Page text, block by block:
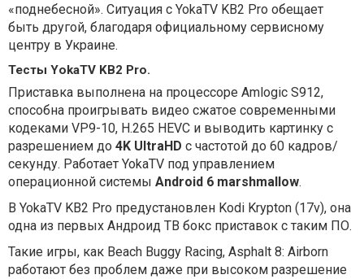
«поднебесной». Ситуация с YokaTV KB2 Pro обещает
быть другой, благодаря официальному сервисному
центру в Украине.
Тесты YokaTV KB2 Pro.
Приставка выполнена на процессоре Amlogic S912,
способна проигрывать видео сжатое современными
кодеками VP9-10, H.265 HEVC и выводить картинку с
разрешением до 4K UltraHD с частотой до 60 кадров/
секунду. Работает YokaTV под управлением
операционной системы Android 6 marshmallow.
В YokaTV KB2 Pro предустановлен Kodi Krypton (17v), она
одна из первых Андроид ТВ бокс приставок с таким ПО.
Такие игры, как Beach Buggy Racing, Asphalt 8: Airborn
работают без проблем даже при высоком разрешение